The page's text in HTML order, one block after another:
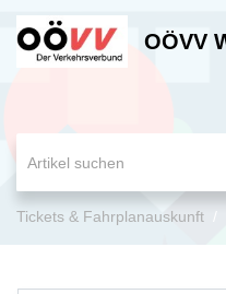
OÖVV
Tickets & Fahrplanauskunft